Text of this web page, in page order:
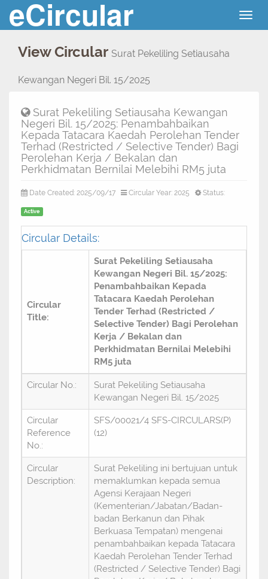
eCircular
View Circular Surat Pekeliling Setiausaha
Kewangan Negeri Bil. 15/2025
Surat Pekeliling Setiausaha Kewangan
Negeri Bil. 15/2025: Penambahbaikan
Kepada Tatacara Kaedah Perolehan Tender
Terhad (Restricted / Selective Tender) Bagi
Perolehan Kerja / Bekalan dan
Perkhidmatan Bernilai Melebihi RM5 juta
Date Created: 2025/09/17 Circular Year: 2025 Status:
Active
Circular Details:
Circular
Title:
Surat Pekeliling Setiausaha
Kewangan Negeri Bil. 15/2025:
Penambahbaikan Kepada
Tatacara Kaedah Perolehan
Tender Terhad (Restricted /
Selective Tender) Bagi Perolehan
Kerja / Bekalan dan
Perkhidmatan Bernilai Melebihi
RM5 juta
Circular No.:
Surat Pekeliling Setiausaha
Kewangan Negeri Bil. 15/2025
Circular
Reference
No.:
SFS/00021/4 SFS-CIRCULARS(P)
(12)
Circular
Description:
Surat Pekeliling ini bertujuan untuk
memaklumkan kepada semua
Agensi Kerajaan Negeri
(Kementerian/Jabatan/Badan-
badan Berkanun dan Pihak
Berkuasa Tempatan) mengenai
penambahbaikan kepada Tatacara
Kaedah Perolehan Tender Terhad
(Restricted / Selective Tender) Bagi